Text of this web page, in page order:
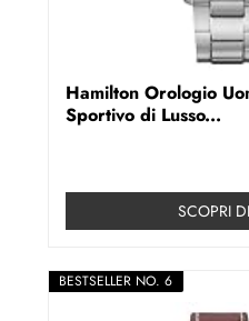
Hamilton Orologio
Sportivo di Lusso...
SCOPRI
BESTSELLER NO. 6